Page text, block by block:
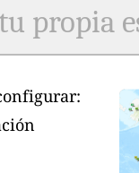
propia